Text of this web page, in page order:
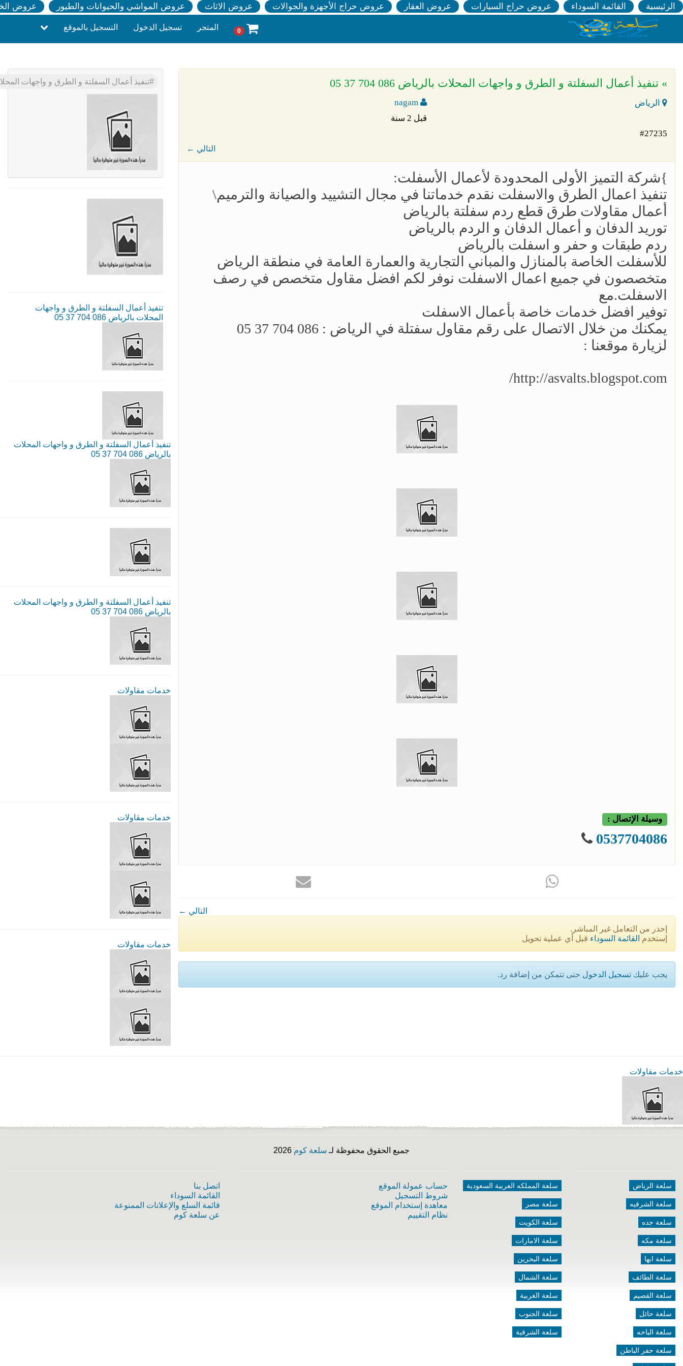
الرئيسية القائمة السوداء عروض حراج السيارات عروض العقار عروض حراج الأجهزة والجوالات عروض الاثاث عروض المواشي والحيوانات والطيور عروض
0 المتجر تسجيل الدخول التسجيل بالموقع
» تنفيذ أعمال السفلتة و الطرق و واجهات المحلات بالرياض 086 704 37 05
الرياض
قبل 2 سنة
#27235
← التالي
}شركة التميز الأولى المحدودة لأعمال الأسفلت:
تنفيذ اعمال الطرق والاسفلت نقدم خدماتنا في مجال التشييد والصيانة والترميم\
أعمال مقاولات طرق قطع ردم سفلتة بالرياض
توريد الدفان و أعمال الدفان و الردم بالرياض
ردم طبقات و حفر و اسفلت بالرياض
للأسفلت الخاصة بالمنازل والمباني التجارية والعمارة العامة في منطقة الرياض
متخصصون في جميع اعمال الاسفلت نوفر لكم افضل مقاول متخصص في رصف
الاسفلت.مع
توفير افضل خدمات خاصة بأعمال الاسفلت
يمكنك من خلال الاتصال على رقم مقاول سفتلة في الرياض : 086 704 37 05
لزيارة موقعنا :
http://asvalts.blogspot.com/
وسيلة الإتصال :
0537704086
← التالي
إحذر من التعامل غير المباشر.
إستخدم القائمة السوداء قبل أي عملية تحويل
يجب عليك تسجيل الدخول حتى تتمكن من إضافة رد.
تنفيذ أعمال السفلتة و الطرق و واجهات المحلات
تنفيذ أعمال السفلتة و الطرق و واجهات
المحلات بالرياض 086 704 37 05
تنفيذ أعمال السفلتة و الطرق و واجهات المحلات
بالرياض 086 704 37 05
تنفيذ أعمال السفلتة و الطرق و واجهات المحلات
بالرياض 086 704 37 05
خدمات مقاولات
خدمات مقاولات
خدمات مقاولات
خدمات مقاولات
جميع الحقوق محفوظة لـ سلعة كوم
سلعة الرياض
سلعة الشرقيه
سلعة جده
سلعة مكه
سلعة ابها
سلعة الطائف
سلعة القصيم
سلعة حائل
سلعة الباحه
سلعة حفر الباطن
سلعة المملكه العربية السعودية
سلعة مصر
سلعة الكويت
سلعة الامارات
سلعة البحرين
سلعة الشمال
سلعة الغربية
سلعة الجنوب
سلعة الشرقية
حساب عمولة الموقع
شروط التسجيل
معاهدة إستخدام الموقع
نظام التقييم
اتصل بنا
القائمة السوداء
قائمة السلع والإعلانات الممنوعة
عن سلعة كوم